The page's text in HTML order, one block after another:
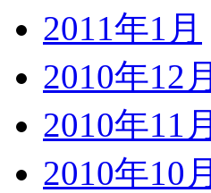
2011年1月
2010年12月
2010年11月
2010年10月